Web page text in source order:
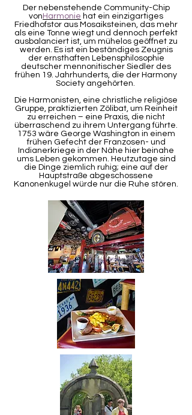
Der nebenstehende Community-Chip
von Harmonie hat ein einzigartiges
Friedhofstor aus Mosaiksteinen, das mehr
als eine Tonne wiegt und dennoch perfekt
ausbalanciert ist, um mühelos geöffnet zu
werden. Es ist ein beständiges Zeugnis
der ernsthaften Lebensphilosophie
deutscher mennonitischer Siedler des
frühen 19. Jahrhunderts, die der Harmony
Society angehörten.
Die Harmonisten, eine christliche religiöse
Gruppe, praktizierten Zölibat, um Reinheit
zu erreichen – eine Praxis, die nicht
überraschend zu ihrem Untergang führte.
1753 wäre George Washington in einem
frühen Gefecht der Franzosen- und
Indianerkriege in der Nähe hier beinahe
ums Leben gekommen. Heutzutage sind
die Dinge ziemlich ruhig; eine auf der
Hauptstraße abgeschossene
Kanonenkugel würde nur die Ruhe stören.